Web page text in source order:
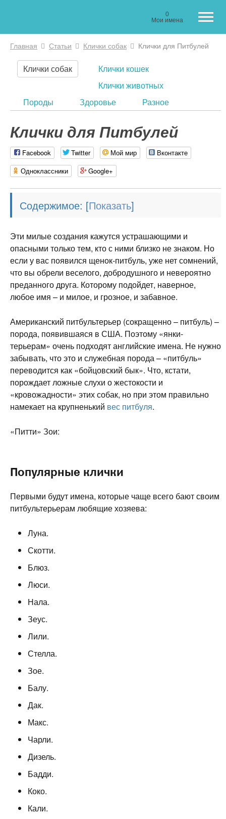
0
Мои имена
Вы здесь
Главная Статьи Клички собак Клички для Питбулей
Клички собак
Клички кошек
Клички животных
Породы
Здоровье Разное
Клички для Питбулей
Facebook Twitter Мой мир
Вконтакте
Одноклассники
Google+
Содержимое: [ ]
Эти милые создания кажутся устрашающими и
опасными только тем, кто с ними близко не знаком. Но
если у вас появился щенок-питбуль, уже нет сомнений,
что вы обрели веселого, добродушного и невероятно
преданного друга. Которому подойдет, наверное,
любое имя – и милое, и грозное, и забавное.
Американский питбультерьер (сокращенно – питбуль) –
порода, появившаяся в США. Поэтому «янки-
терьерам» очень подходят английские имена. Не нужно
забывать, что это и служебная порода – «питбуль»
переводится как «бойцовский бык». Что, кстати,
порождает ложные слухи о жестокости и
«кровожадности» этих собак, но при этом правильно
намекает на крупненький вес питбуля.
«Питти» Зои:
Популярные клички
Первыми будут имена, которые чаще всего бают своим
питбультерьерам любящие хозяева:
Луна.
Скотти.
Блюз.
Люси.
Нала.
Зеус.
Лили.
Стелла.
Зое.
Балу.
Дак.
Макс.
Чарли.
Дизель.
Бадди.
Коко.
Кали.